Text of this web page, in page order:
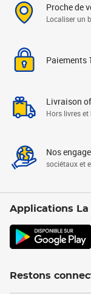
Proche de
Localiser un
Paiements
Livraison
Hors livres
Nos
sociétaux et
Applications La
Restons